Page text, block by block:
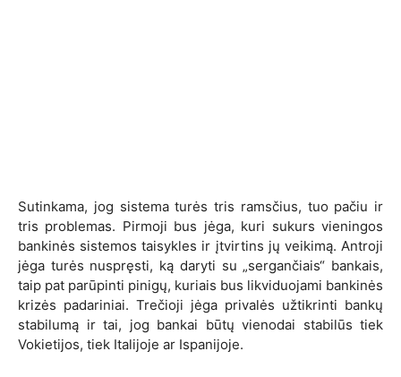
Sutinkama, jog sistema turės tris ramsčius, tuo pačiu ir
tris problemas. Pirmoji bus jėga, kuri sukurs vieningos
bankinės sistemos taisykles ir įtvirtins jų veikimą. Antroji
jėga turės nuspręsti, ką daryti su „sergančiais“ bankais,
taip pat parūpinti pinigų, kuriais bus likviduojami bankinės
krizės padariniai. Trečioji jėga privalės užtikrinti bankų
stabilumą ir tai, jog bankai būtų vienodai stabilūs tiek
Vokietijos, tiek Italijoje ar Ispanijoje.